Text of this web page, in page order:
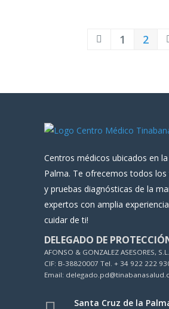
1 2
Centros médicos ubicados en
Palma. Te ofrecemos todos
y pruebas diagnósticas de la
expertos con amplia
cuidar de ti!
DELEGADO DE
AFONSO & GONZALEZ ASESORES, S.L.
CIF: B-38820007 Tel. + 34 922 222
Email:
Santa Cruz de la